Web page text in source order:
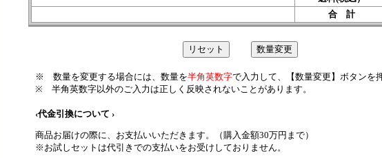
合 計
※ 数量を変更する場合には、数量を半角英数字で入力して、【数量変更】ボタンを
※ 半角英数字以外のご入力は正しく反映されないことがあります。
‹代金引換について ›
商品お届けの際に、お支払いいただきます。（購入金額30万円まで）
※お試しセットは代引きでの支払いをお受けしておりません。